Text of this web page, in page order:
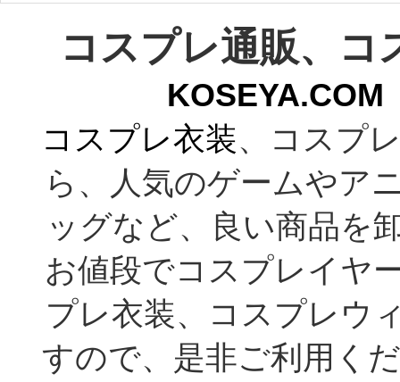
コスプレ通販、コ
コスプレ衣装、コスプ
ら、人気のゲームやア
ッグなど、良い商品を
お値段でコスプレイヤ
プレ衣装、コスプレウ
すので、是非ご利用く